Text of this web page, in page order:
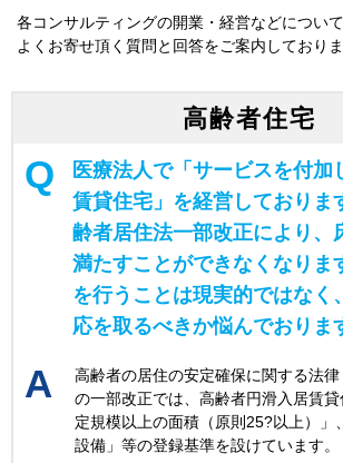
各コンサルティングの開業・経営などについて
よくお寄せ頂く質問と回答をご案内しておりま
高齢者住宅
医療法人で「サービスを付加
賃貸住宅」を経営しておりま
齢者居住法一部改正により、
満たすことができなくなりま
を行うことは現実的ではなく
応を取るべきか悩んでおりま
高齢者の居住の安定確保に関する法律
の一部改正では、高齢者円滑入居賃
定規模以上の面積（原則25?以上）」
設備」等の登録基準を設けています。